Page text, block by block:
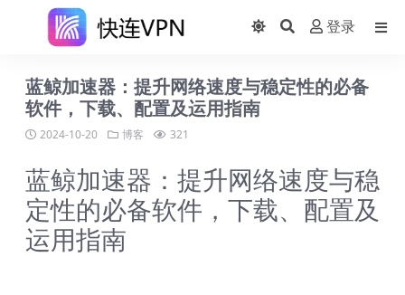
登录
蓝鲸加速器：提升网络速度与稳定性的必备
软件，下载、配置及运用指南
2024-10-20 博客 321
蓝鲸加速器：提升网络速度与稳
定性的必备软件，下载、配置及
运用指南